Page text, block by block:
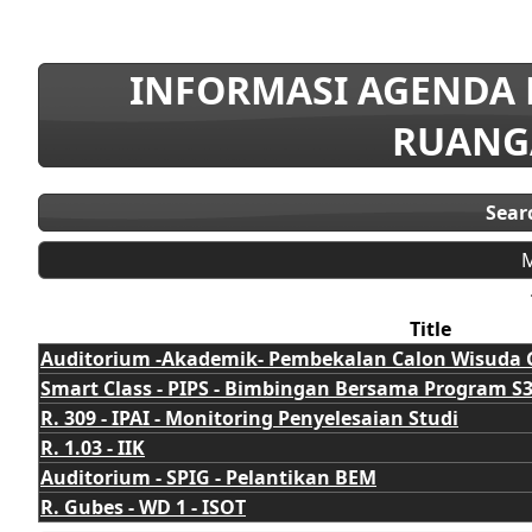
INFORMASI
Title
Auditorium -Akademik- Pembekalan Calon Wisuda
Smart Class - PIPS - Bimbingan Bersama Program S3
R. 309 - IPAI - Monitoring Penyelesaian Studi
R. 1.03 - IIK
Auditorium - SPIG - Pelantikan BEM
R. Gubes - WD 1 - ISOT